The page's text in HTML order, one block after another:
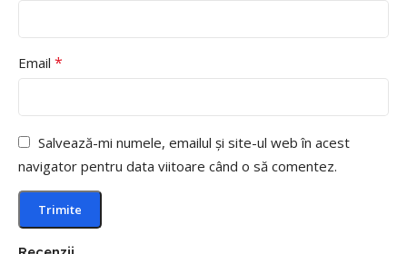
Email *
Salvează-mi numele, emailul și site-ul web în acest
navigator pentru data viitoare când o să comentez.